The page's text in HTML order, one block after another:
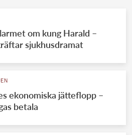
om kung Harald –
sjukhusdramat
ekonomiska jätteflopp –
betala